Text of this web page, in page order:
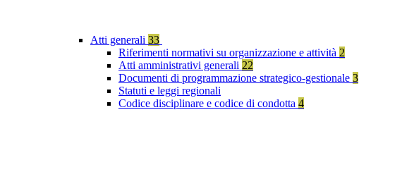
Atti generali 33
Riferimenti normativi su organizzazione e attività 2
Atti amministrativi generali 22
Documenti di programmazione strategico-gestionale 3
Statuti e leggi regionali
Codice disciplinare e codice di condotta 4